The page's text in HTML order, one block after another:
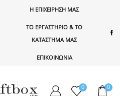
Η ΕΠΙΧΕΙΡΗΣΗ ΜΑΣ
ΤΟ ΕΡΓΑΣΤΗΡΙΟ & ΤΟ
ΚΑΤΑΣΤΗΜΑ ΜΑΣ
ΕΠΙΚΟΙΝΩΝΙΑ
0 0